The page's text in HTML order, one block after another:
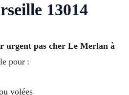
13014
urgent pas cher Le Merlan à
pour :
volées